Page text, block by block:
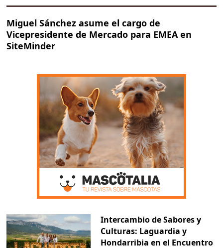
Miguel Sánchez asume el cargo de
Vicepresidente de Mercado para EMEA en
SiteMinder
Intercambio de Sabores y
Culturas: Laguardia y
Hondarribia en el Encuentro